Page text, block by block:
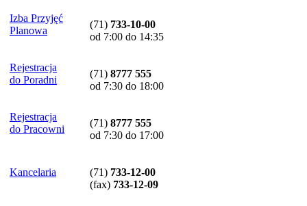
Izba Przyjęć
Planowa
(71) 733-10-00
od 7:00 do 14:35
Rejestracja
do Poradni
(71) 8777 555
od 7:30 do 18:00
Rejestracja
do Pracowni
(71) 8777 555
od 7:30 do 17:00
Kancelaria (71) 733-12-00
(fax) 733-12-09